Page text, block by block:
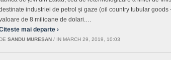
industriei de petrol și gaze (oil country tubular goods
de 8 milioane de dolari.…
mai departe ›
DE SANDU MUREȘAN / IN MARCH 29, 2019, 10:03